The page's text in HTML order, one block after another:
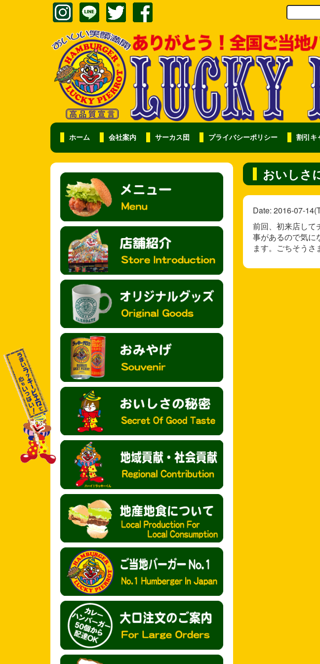
ホーム 会社案内 サーカス団 プライバシーポリシー 割引キ
おいしさ
Date: 2016-07-
前回、初来店し
事があるので気に
ます。ごちそうさ